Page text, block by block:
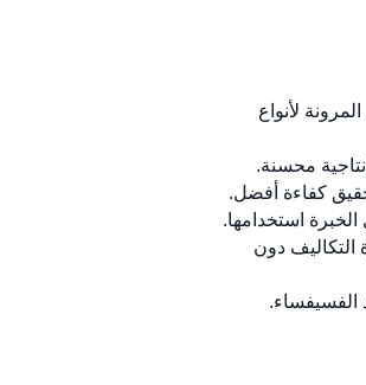
لأنواع
محسنة.
كفاءة أفضل.
استخدامها.
التكاليف دون
الفسيفساء.